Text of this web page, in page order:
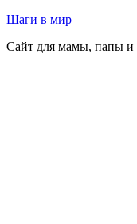
Перейти
содержимому
Шаги в мир
Сайт для мамы, папы и